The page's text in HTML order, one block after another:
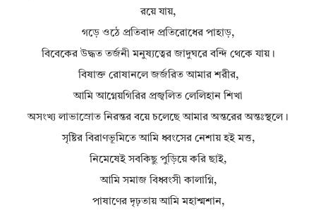
রয়ে যায়,
গড়ে ওঠে প্রতিবাদ প্রতিরোধের পাহাড়,
বিবেকের উদ্ধত তর্জনী মনুষ্যত্বের জাদুঘরে বন্দি থেকে যায়।
বিষাক্ত রোষানলে জর্জরিত আমার শরীর,
আমি আগ্নেয়গিরির প্রজ্বলিত লেলিহান শিখা
অসংখ্য লাভাস্রোত নিরন্তর বয়ে চলেছে আমার অন্তরের অন্তঃস্থলে।
সৃষ্টির বিরাণভূমিতে আমি ধ্বংসের নেশায় হই মত্ত,
নিমেষেই সবকিছু পুড়িয়ে করি ছাই,
আমি সমাজ বিধ্বংসী কালাগ্নি,
পাষাণের দৃঢ়তায় আমি মহাশ্মশান,